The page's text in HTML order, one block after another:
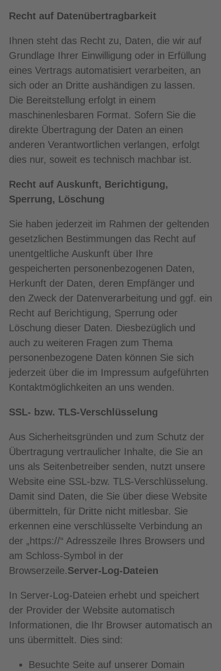
Recht auf Datenübertragbarkeit
Ihnen steht das Recht zu, Daten, die wir auf
Grundlage Ihrer Einwilligung oder in Erfüllung
eines Vertrags automatisiert verarbeiten, an
sich oder an Dritte aushändigen zu lassen.
Die Bereitstellung erfolgt in einem
maschinenlesbaren Format. Sofern Sie die
direkte Übertragung der Daten an einen
anderen Verantwortlichen verlangen, erfolgt
dies nur, soweit es technisch machbar ist.
Recht auf Auskunft, Berichtigung,
Sperrung, Löschung
Sie haben jederzeit im Rahmen der geltenden
gesetzlichen Bestimmungen das Recht auf
unentgeltliche Auskunft über Ihre
gespeicherten personenbezogenen Daten,
Herkunft der Daten, deren Empfänger und
den Zweck der Datenverarbeitung und ggf. ein
Recht auf Berichtigung, Sperrung oder
Löschung dieser Daten. Diesbezüglich und
auch zu weiteren Fragen zum Thema
personenbezogene Daten können Sie sich
jederzeit über die im Impressum aufgeführten
Kontaktmöglichkeiten an uns wenden.
SSL- bzw. TLS-Verschlüsselung
Aus Sicherheitsgründen und zum Schutz der
Übertragung vertraulicher Inhalte, die Sie an
uns als Seitenbetreiber senden, nutzt unsere
Website eine SSL-bzw. TLS-Verschlüsselung.
Damit sind Daten, die Sie über diese Website
übermitteln, für Dritte nicht mitlesbar. Sie
erkennen eine verschlüsselte Verbindung an
der „https://“ Adresszeile Ihres Browsers und
am Schloss-Symbol in der
Browserzeile.Server-Log-Dateien
In Server-Log-Dateien erhebt und speichert
der Provider der Website automatisch
Informationen, die Ihr Browser automatisch an
uns übermittelt. Dies sind:
Besuchte Seite auf unserer Domain